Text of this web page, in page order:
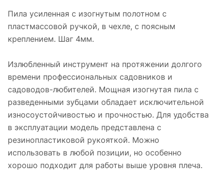
Пила усиленная с изогнутым полотном с
пластмассовой ручкой, в чехле, с поясным
креплением. Шаг 4мм.
Излюбленный инструмент на протяжении долгого
времени профессиональных садовников и
садоводов-любителей. Мощная изогнутая пила с
разведенными зубцами обладает исключительной
износоустойчивостью и прочностью. Для удобства
в эксплуатации модель представлена с
резинопластиковой рукояткой. Можно
использовать в любой позиции, но особенно
хорошо подходит для работы выше уровня плеча.